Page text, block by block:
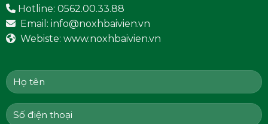
Hotline: 0562.00.33.88
Email: info@noxhbaivien.vn
Webiste: www.noxhbaivien.vn